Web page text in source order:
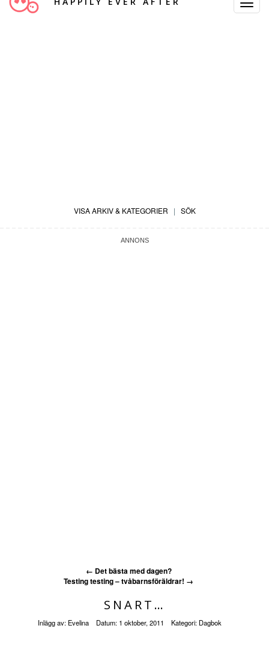
Toggle
VISA ARKIV & KATEGORIER | SÖK
← Det bästa med dagen?
Testing testing – tvåbarnsföräldrar! →
SNART…
Inlägg av: Evelina Datum: 1 oktober, 2011 Kategori: Dagbok